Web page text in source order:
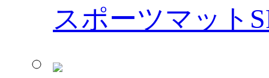
スポーツマット